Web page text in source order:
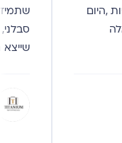
,היום
שתמיד